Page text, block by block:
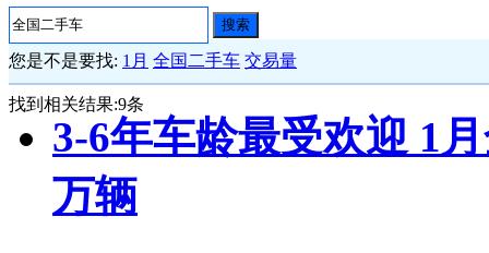
搜索
您是不是要找: 1月 全国二手车 交易量
找到相关结果:9条
3-6年车龄最受欢迎 1
万辆